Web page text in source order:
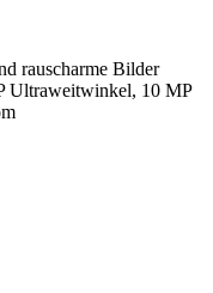
rauscharme Bilder
Ultraweitwinkel, 10 MP